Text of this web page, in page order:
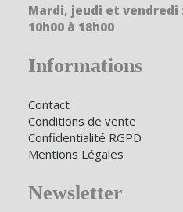
Mardi, jeudi et vendredi
10h00 à 18h00
Informations
Contact
Conditions de vente
Confidentialité RGPD
Mentions Légales
Newsletter